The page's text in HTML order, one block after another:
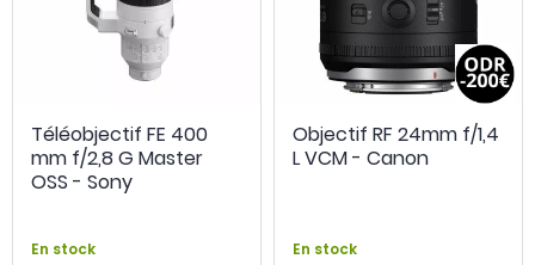
- 550 €
Téléobjectif FE 400
mm f/2,8 G Master
OSS - Sony
En stock
Objectif RF 24mm f/1,4
L VCM - Canon
En stock